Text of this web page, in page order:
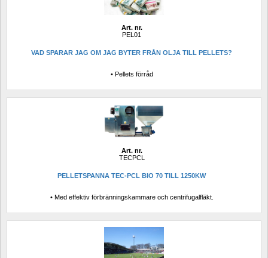
Art. nr.
PEL01
VAD SPARAR JAG OM JAG BYTER FRÅN OLJA TILL PELLETS?
• Pellets förråd
Art. nr.
TECPCL
PELLETSPANNA TEC-PCL BIO 70 TILL 1250KW
• Med effektiv förbränningskammare och centrifugalfläkt.